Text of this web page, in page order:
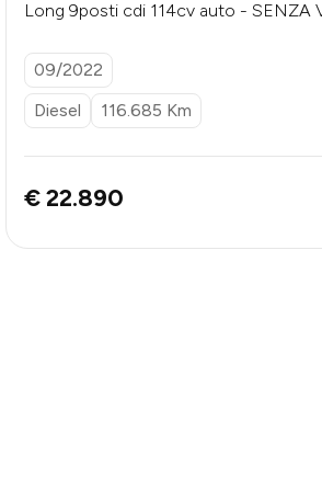
Long 9posti cdi 114cv auto - SENZA VINCOLI DI FI
09/2022
Diesel
116.685 Km
€ 22.890